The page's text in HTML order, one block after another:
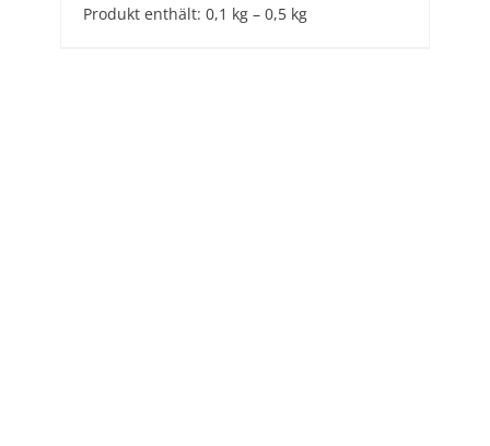
Produkt enthält: 0,1 kg – 0,5 kg